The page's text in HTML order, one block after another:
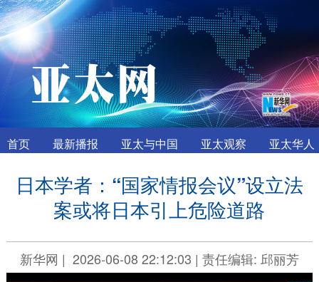
首页 最新播报 亚太与中国 亚太观察 亚太华人
日本学者：“国家情报会议”设立法
案或将日本引上危险道路
新华网 | 2026-06-08 22:12:03 | 责任编辑: 邱丽芳